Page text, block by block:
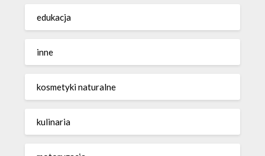
edukacja
inne
kosmetyki naturalne
kulinaria